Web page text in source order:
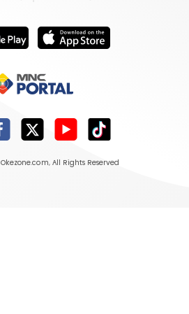
Okezone.com, All Rights Reserved